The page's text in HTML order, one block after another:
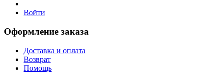
Войти
Оформление заказа
Доставка и оплата
Возврат
Помощь